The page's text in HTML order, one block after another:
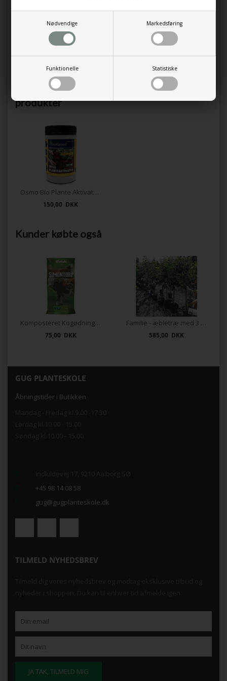
Nødvendige Markedsføring
Funktionelle Statistiske
Med sin kombination af flotte blomster, lækre frugter og
der ønsker at dyrke ferskner i den danske have.
Måske er du også interesseret i følgende
produkter
Osmo Bio Plante Aktivator 700 g.
150,00 DKK
Kunder købte også
Komposteret Kogødning 40 ltr.
75,00 DKK
Familie - æbletræ med 3 sorter
585,00 DKK
GUG PLANTESKOLE
Åbningstider i Butikken
+45 98 14 08 58
gug@gugplanteskole.dk
TILMELD NYHEDSBREV